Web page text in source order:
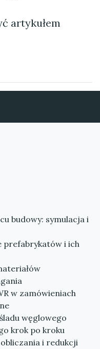
artykułem
budowy: symulacja i
prefabrykatów i ich
w zamówieniach
węglowego
krok po kroku
i redukcji